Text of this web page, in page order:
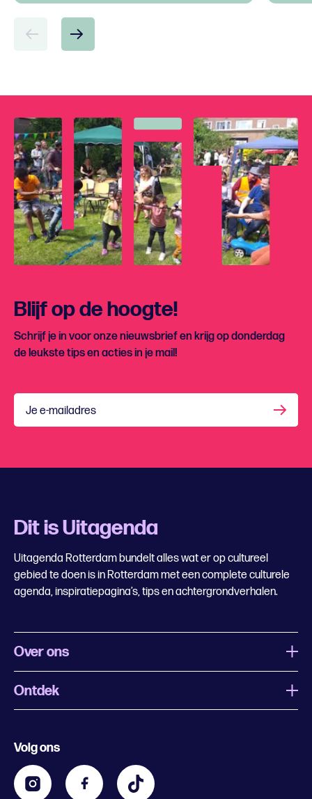
Blijf op de hoogte!
Schrijf je in voor onze nieuwsbrief en krijg op donderdag
de leukste tips en acties in je mail!
Je e-mailadres
Dit is Uitagenda
Uitagenda Rotterdam bundelt alles wat er op cultureel
gebied te doen is in Rotterdam met een complete culturele
agenda, inspiratiepagina’s, tips en achtergrondverhalen.
Over ons
Wat is Uitagenda Rotterdam
Contact
Zakelijk
Ontdek
Kids
Volg ons